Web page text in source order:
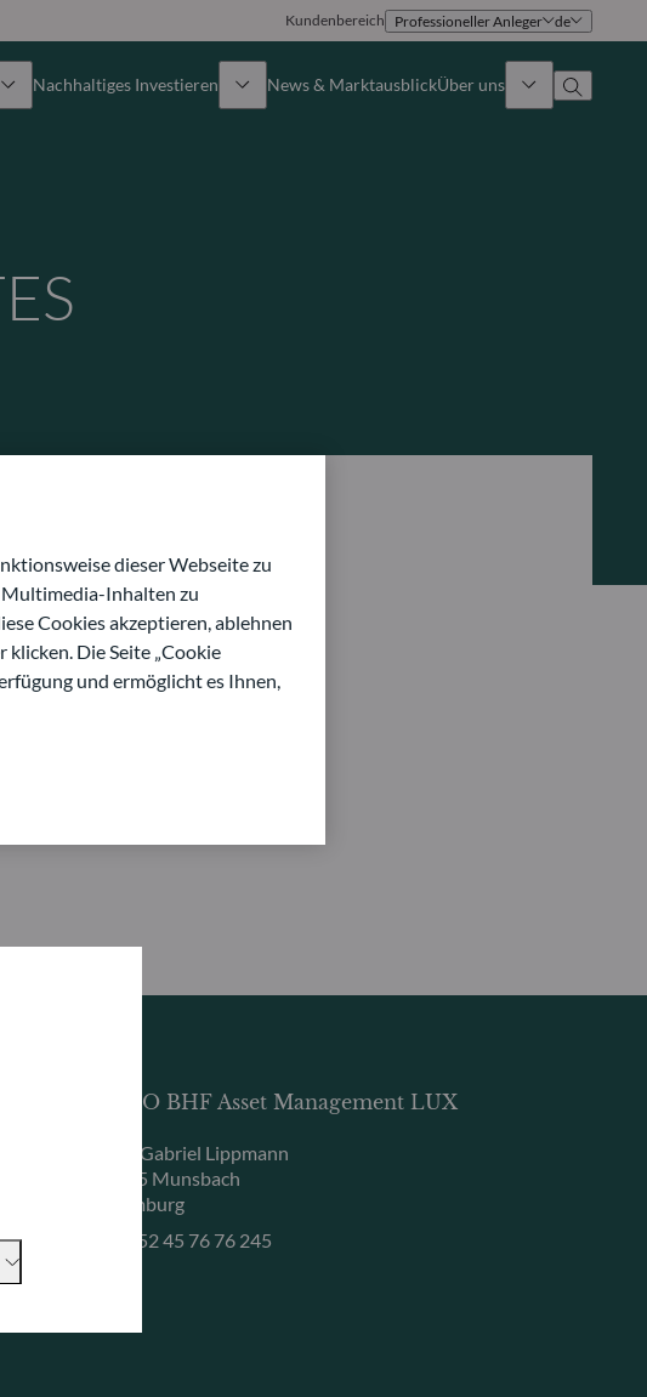
Kundenbereich Professioneller Anleger de
Nachhaltiges Investieren News & MarktausblickÜber uns
Kontakt
ODDO BHF Asset Management LUX
6, rue Gabriel Lippmann
L-5365 Munsbach
Luxemburg
+352 45 76 76 245
dieser Webseite zu
Multimedia-Inhalten zu
Cookies akzeptieren, ablehnen
klicken. Die Seite „Cookie
und ermöglicht es Ihnen,